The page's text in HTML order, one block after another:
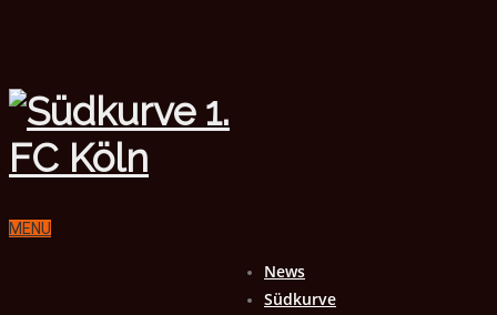
MENU
News
Südkurve